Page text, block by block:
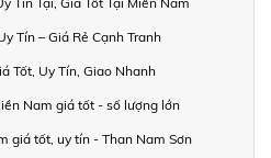
Tín – Giá Rẻ Cạnh Tranh
Tốt, Uy Tín, Giao Nhanh
Nam giá tốt - số lượng lớn
giá tốt, uy tín - Than Nam Sơn